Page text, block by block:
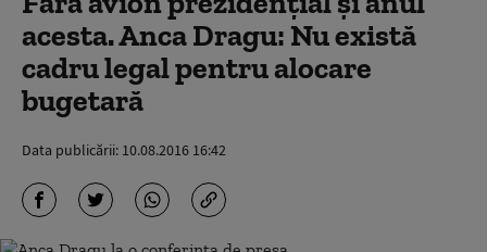
acesta. Anca Dragu: Nu există
cadru legal pentru alocare
bugetară
Data publicării: 10.08.2016 16:42